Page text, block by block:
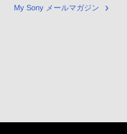
My Sony メールマガジン